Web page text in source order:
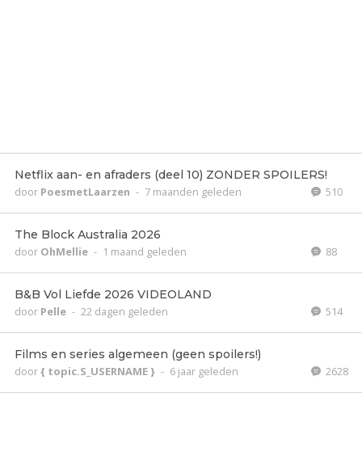
Netflix aan- en afraders (deel 10) ZONDER SPOILERS!
door PoesmetLaarzen - 7 maanden geleden 510
The Block Australia 2026
door OhMellie - 1 maand geleden 88
B&B Vol Liefde 2026 VIDEOLAND
door Pelle - 22 dagen geleden 514
Films en series algemeen (geen spoilers!)
door{ topic.S_USERNAME } - 6 jaar geleden 2628